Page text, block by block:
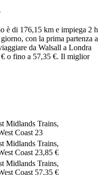
è di 176,15 km e impiega 2 h
con la prima partenza a
da Walsall a Londra
o fino a 57,35 €. Il miglior
Midlands Trains,
Coast 23
Midlands Trains,
Coast 23,85 €
Midlands Trains,
Coast 57,35 €